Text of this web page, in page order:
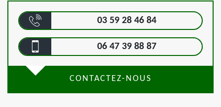
03 59 28 46 84
06 47 39 88 87
CONTACTEZ-NOUS